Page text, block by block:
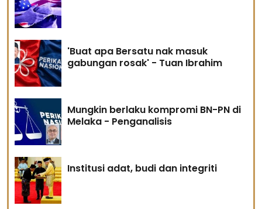
'Buat apa Bersatu nak masuk
gabungan rosak' - Tuan Ibrahim
Mungkin berlaku kompromi BN-PN di
Melaka - Penganalisis
Institusi adat, budi dan integriti